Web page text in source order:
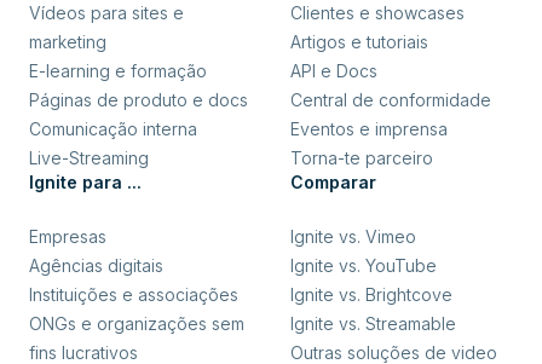
Vídeos para sites e
marketing
E-learning e formação
Páginas de produto e docs
Comunicação interna
Live-Streaming
Ignite para ...
Empresas
Agências digitais
Instituições e associações
ONGs e organizações sem
fins lucrativos
Clientes e showcases
Artigos e tutoriais
API e Docs
Central de conformidade
Eventos e imprensa
Torna-te parceiro
Comparar
Ignite vs. Vimeo
Ignite vs. YouTube
Ignite vs. Brightcove
Ignite vs. Streamable
Outras soluções de video